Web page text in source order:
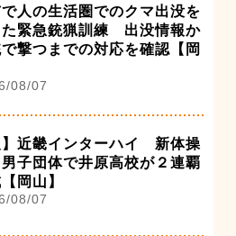
人の生活圏でのクマ出没を
た緊急銃猟訓練 出没情報か
撃つまでの対応を確認【岡
08/07
】近畿インターハイ 新体操
子団体で井原高校が２連覇
岡山】
08/07